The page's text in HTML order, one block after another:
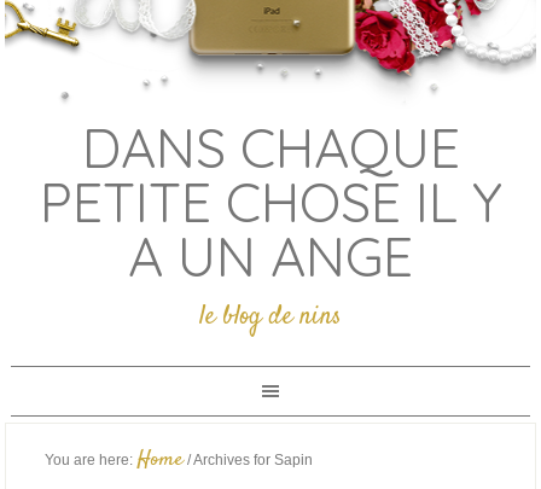
DANS CHAQUE
PETITE CHOSE IL Y
A UN ANGE
le blog de nins
You are here: Home /Archives for Sapin